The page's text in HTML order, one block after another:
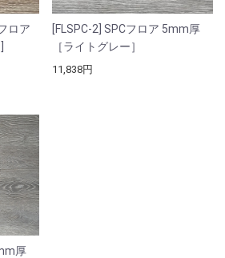
ロア
[FLSPC-2] SPCフロア 5mm厚
［ライトグレー］
11,838円
厚